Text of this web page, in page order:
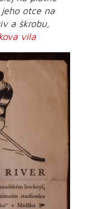
otce na
a škrobu,
vila